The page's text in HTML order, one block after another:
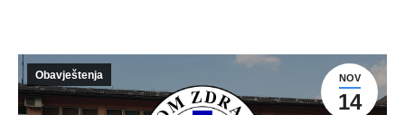
NOV
14
Obavještenja